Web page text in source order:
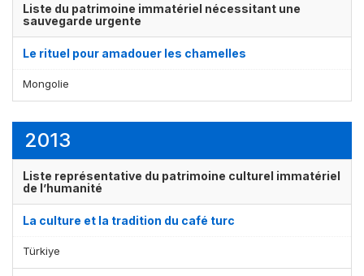
Liste du patrimoine immatériel nécessitant une
sauvegarde urgente
Le rituel pour amadouer les chamelles
Mongolie
2013
Liste représentative du patrimoine culturel immatériel
de l’humanité
La culture et la tradition du café turc
Türkiye